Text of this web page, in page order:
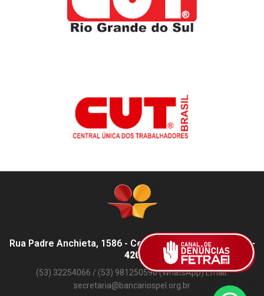
Rua Padre Anchieta, 1586 - Centro, Pelotas - RS,
96015-
420
(53) 32254066 / (53) 981250596 (WhatsApp) Email:
secretaria@bancariospel.org.br